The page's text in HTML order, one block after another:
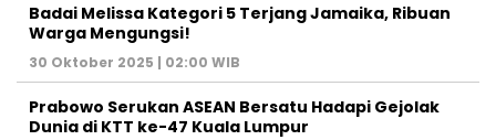
Badai Melissa Kategori 5 Terjang Jamaika, Ribuan
Warga Mengungsi!
30 Oktober 2025 | 02:00 WIB
Prabowo Serukan ASEAN Bersatu Hadapi Gejolak
Dunia di KTT ke-47 Kuala Lumpur